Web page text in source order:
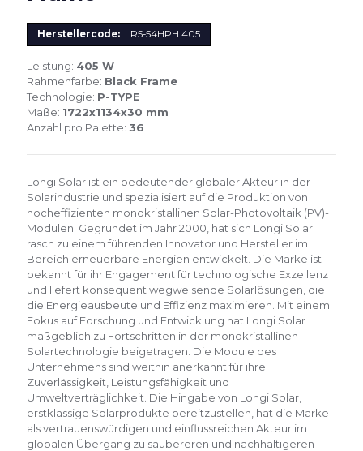
Herstellercode: LR5-54HPH 405
Leistung: 405 W
Rahmenfarbe: Black Frame
Technologie: P-TYPE
Maße: 1722x1134x30 mm
Anzahl pro Palette: 36
Longi Solar ist ein bedeutender globaler Akteur in der
Solarindustrie und spezialisiert auf die Produktion von
hocheffizienten monokristallinen Solar-Photovoltaik (PV)-
Modulen. Gegründet im Jahr 2000, hat sich Longi Solar
rasch zu einem führenden Innovator und Hersteller im
Bereich erneuerbare Energien entwickelt. Die Marke ist
bekannt für ihr Engagement für technologische Exzellenz
und liefert konsequent wegweisende Solarlösungen, die
die Energieausbeute und Effizienz maximieren. Mit einem
Fokus auf Forschung und Entwicklung hat Longi Solar
maßgeblich zu Fortschritten in der monokristallinen
Solartechnologie beigetragen. Die Module des
Unternehmens sind weithin anerkannt für ihre
Zuverlässigkeit, Leistungsfähigkeit und
Umweltverträglichkeit. Die Hingabe von Longi Solar,
erstklassige Solarprodukte bereitzustellen, hat die Marke
als vertrauenswürdigen und einflussreichen Akteur im
globalen Übergang zu saubereren und nachhaltigeren